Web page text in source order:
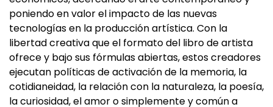
tecnologías en la producción artística. Con la
libertad creativa que el formato del libro de artista
ofrece y bajo sus fórmulas abiertas, estos creadores
ejecutan políticas de activación de la memoria, la
cotidianeidad, la relación con la naturaleza, la poesía,
la curiosidad, el amor o simplemente y común a
todos ellos, la belleza.